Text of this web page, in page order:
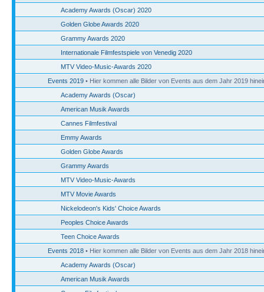
Academy Awards (Oscar) 2020
Golden Globe Awards 2020
Grammy Awards 2020
Internationale Filmfestspiele von Venedig 2020
MTV Video-Music-Awards 2020
Events 2019 • Hier kommen alle Bilder von Events aus dem Jahr 2019
Academy Awards (Oscar)
American Musik Awards
Cannes Filmfestival
Emmy Awards
Golden Globe Awards
Grammy Awards
MTV Video-Music-Awards
MTV Movie Awards
Nickelodeon's Kids' Choice Awards
Peoples Choice Awards
Teen Choice Awards
Events 2018 • Hier kommen alle Bilder von Events aus dem Jahr 2018
Academy Awards (Oscar)
American Musik Awards